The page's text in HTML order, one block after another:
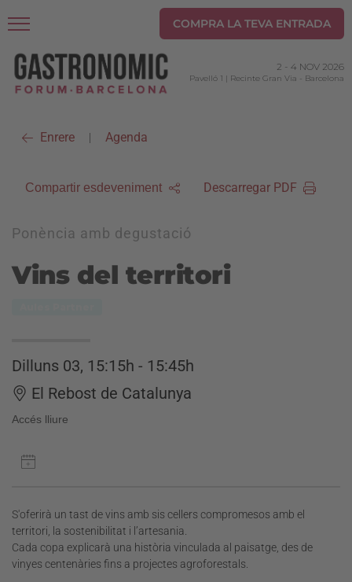
COMPRA LA TEVA ENTRADA
2 - 4 NOV 2026
Pavelló 1 | Recinte Gran Via - Barcelona
Enrere | Agenda
Compartir esdeveniment Descarregar PDF
Ponència amb degustació
Vins del territori
Dilluns 03, 15:15h - 15:45h
El Rebost de Catalunya
Accés lliure
S'oferirà un tast de vins amb sis cellers compromesos amb el
territori, la sostenibilitat i l’artesania.
Cada copa explicarà una història vinculada al paisatge, des de
vinyes centenàries fins a projectes agroforestals.